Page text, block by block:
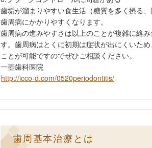
歯垢が溜まりやすい食生活（糖質を多く摂る
歯周病にかかりやすくなります。
歯周病の進みやすさは以上のことが複雑に絡
す。歯周病はとくに初期は症状が出にくいた
ことが可能ですのでぜひご相談ください。
一壺歯科医院
http://icco-d.com/0520periodontitis/
歯周基本治療とは